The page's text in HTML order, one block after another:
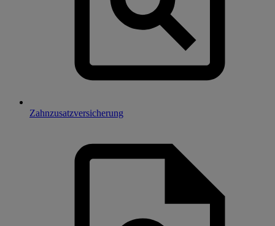
Zahnzusatzversicherung